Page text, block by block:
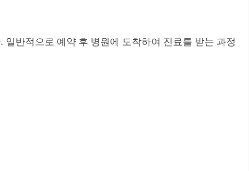
반적으로 예약 후 병원에 도착하여 진료를 받는 과정